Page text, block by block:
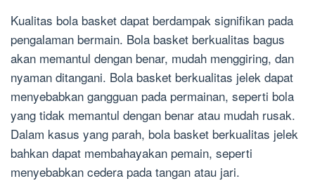
Kualitas bola basket dapat berdampak signifikan pada
pengalaman bermain. Bola basket berkualitas bagus
akan memantul dengan benar, mudah menggiring, dan
nyaman ditangani. Bola basket berkualitas jelek dapat
menyebabkan gangguan pada permainan, seperti bola
yang tidak memantul dengan benar atau mudah rusak.
Dalam kasus yang parah, bola basket berkualitas jelek
bahkan dapat membahayakan pemain, seperti
menyebabkan cedera pada tangan atau jari.